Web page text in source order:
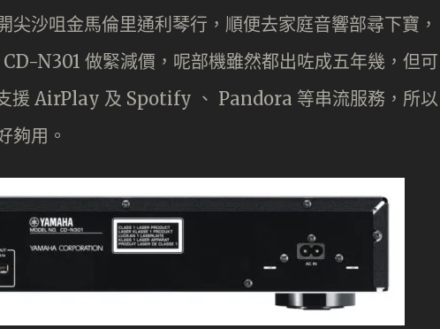
尖沙咀金馬倫里通利琴行，順便去家庭音響部尋下寶，
N301 做緊減價，呢部機雖然都出咗成五年幾，但可
援 AirPlay 及 Spotify 、 Pandora 等串流服務，所以
夠用。